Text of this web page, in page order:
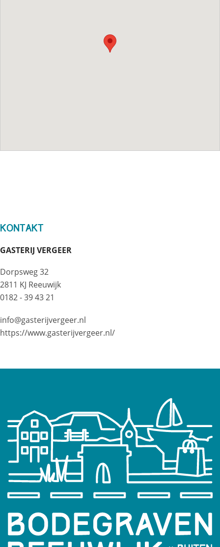
Kontakt
GASTERIJ VERGEER
Dorpsweg 32
2811 KJ Reeuwijk
0182 - 39 43 21
info@gasterijvergeer.nl
https://www.gasterijvergeer.nl/